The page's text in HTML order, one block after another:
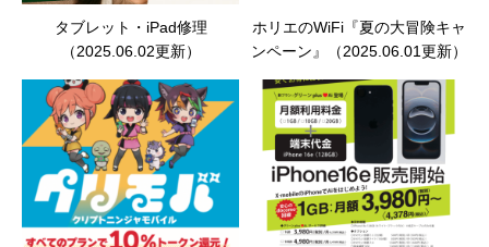
タブレット・iPad修理
（2025.06.02更新）
ホリエのWiFi『夏の大冒険キャ
ンペーン』（2025.06.01更新）